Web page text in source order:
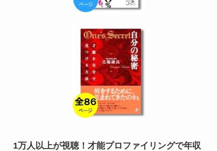
1万人以上が視聴！才能プロファイリングで年収